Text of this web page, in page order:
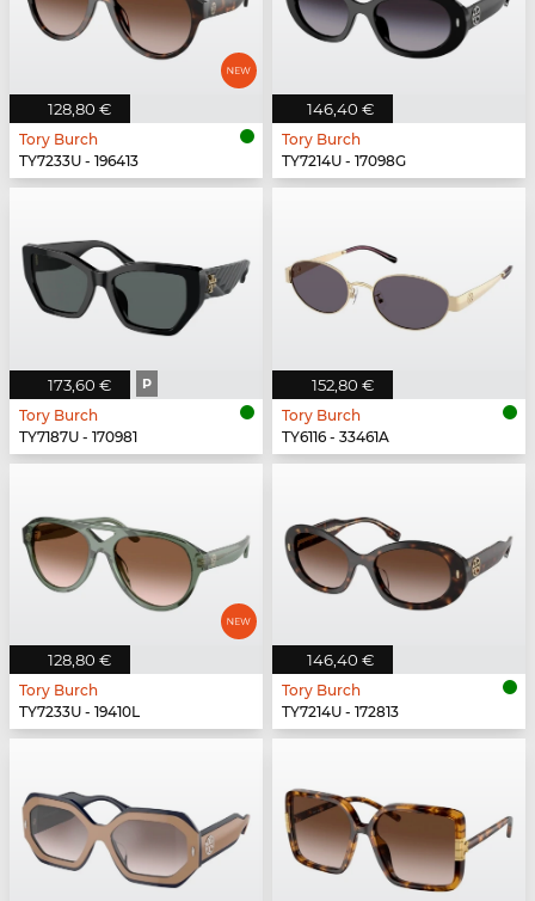
128,80 €
Tory Burch
TY7233U - 196413
146,40 €
Tory Burch
TY7214U - 17098G
173,60 € P
Tory Burch
TY7187U - 170981
152,80 €
Tory Burch
TY6116 - 33461A
128,80 €
Tory Burch
TY7233U - 19410L
146,40 €
Tory Burch
TY7214U - 172813